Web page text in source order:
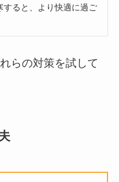
すると、より快適に過ご
らの対策を試して